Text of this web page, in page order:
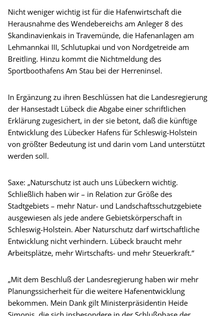
Nicht weniger wichtig ist für die Hafenwirtschaft die
Herausnahme des Wendebereichs am Anleger 8 des
Skandinavienkais in Travemünde, die Hafenanlagen am
Lehmannkai III, Schlutupkai und von Nordgetreide am
Breitling. Hinzu kommt die Nichtmeldung des
Sportboothafens Am Stau bei der Herreninsel.
In Ergänzung zu ihren Beschlüssen hat die Landesregierung
der Hansestadt Lübeck die Abgabe einer schriftlichen
Erklärung zugesichert, in der sie betont, daß die künftige
Entwicklung des Lübecker Hafens für Schleswig-Holstein
von größter Bedeutung ist und darin vom Land unterstützt
werden soll.
Saxe: „Naturschutz ist auch uns Lübeckern wichtig.
Schließlich haben wir – in Relation zur Größe des
Stadtgebiets – mehr Natur- und Landschaftsschutzgebiete
ausgewiesen als jede andere Gebietskörperschaft in
Schleswig-Holstein. Aber Naturschutz darf wirtschaftliche
Entwicklung nicht verhindern. Lübeck braucht mehr
Arbeitsplätze, mehr Wirtschafts- und mehr Steuerkraft.“
„Mit dem Beschluß der Landesregierung haben wir mehr
Planungssicherheit für die weitere Hafenentwicklung
bekommen. Mein Dank gilt Ministerpräsidentin Heide